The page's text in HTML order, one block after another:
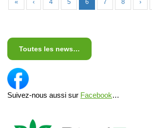
« ‹ 4 5 6 7 8 ›
Toutes les news…
Suivez-nous aussi sur Facebook…